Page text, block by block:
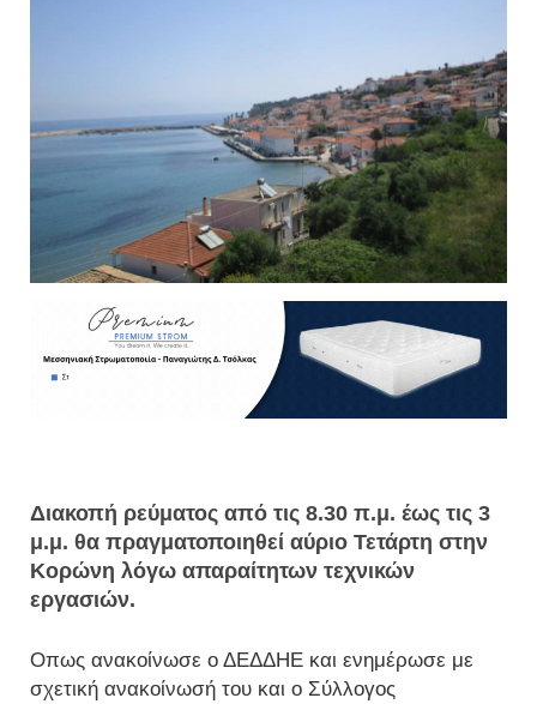
Διακοπή ρεύματος από τις 8.30 π.μ. έως τις 3
μ.μ. θα πραγματοποιηθεί αύριο Τετάρτη στην
Κορώνη λόγω απαραίτητων τεχνικών
εργασιών.
Οπως ανακοίνωσε ο ΔΕΔΔΗΕ και ενημέρωσε με
σχετική ανακοίνωσή του και ο Σύλλογος